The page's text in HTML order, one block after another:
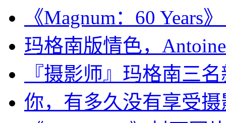
《Magnum：60 Years
玛格南版情色，
『摄影师』玛格南三
你，有多久没有享受